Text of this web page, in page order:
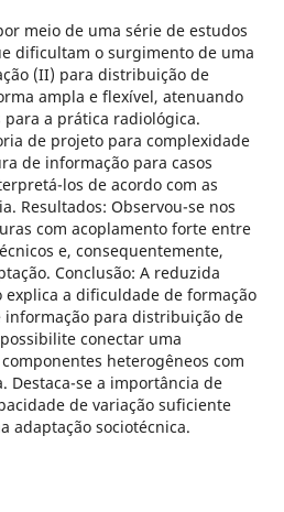
meio de uma série de estudos
dificultam o surgimento de uma
(II) para distribuição de
ampla e flexível, atenuando
a prática radiológica.
de projeto para complexidade
de informação para casos
los de acordo com as
Resultados: Observou-se nos
com acoplamento forte entre
e, consequentemente,
Conclusão: A reduzida
explica a dificuldade de formação
para distribuição de
conectar uma
heterogêneos com
Destaca-se a importância de
de variação suficiente
adaptação sociotécnica.